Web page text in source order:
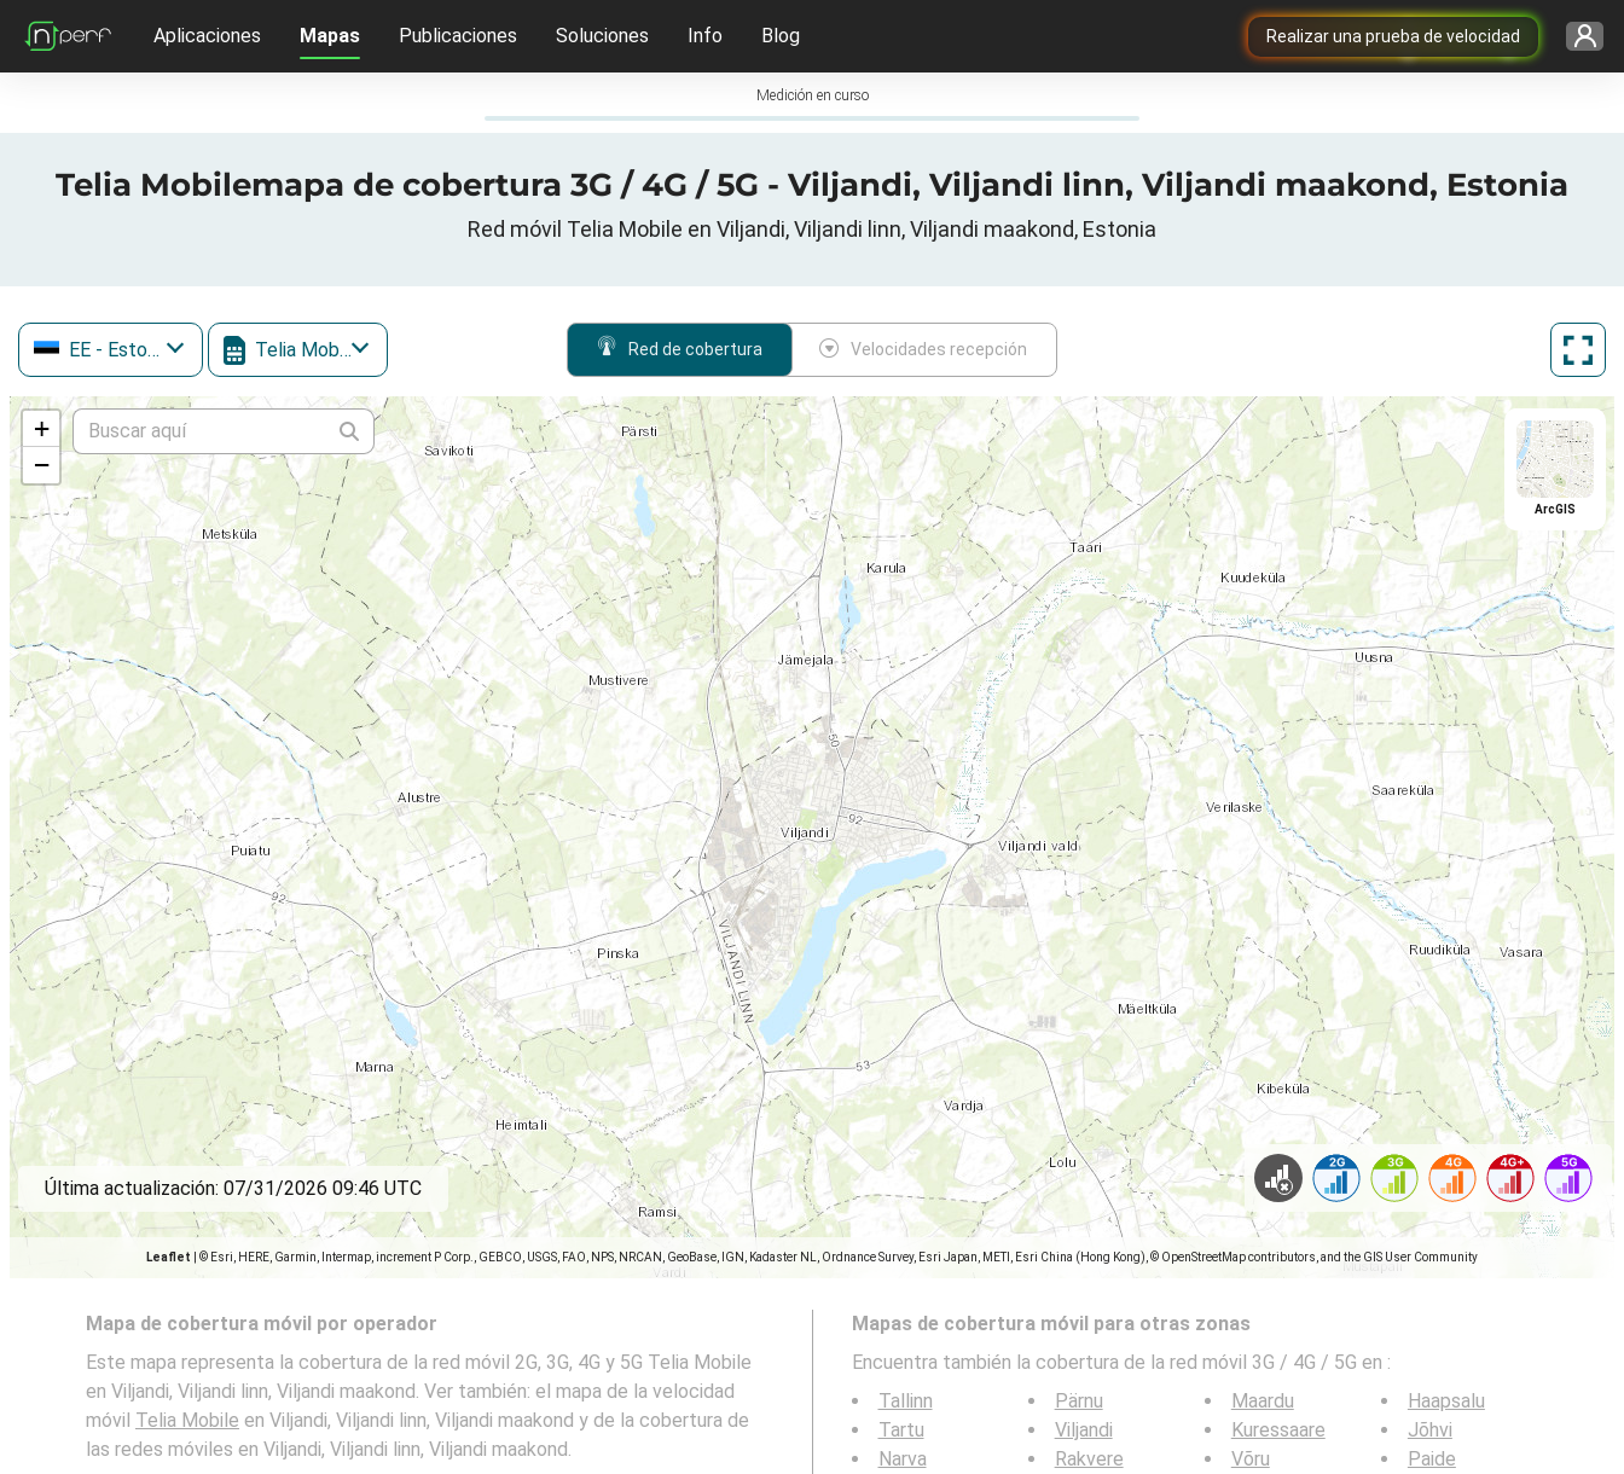
Realizar una prueba de velocidad
Aplicaciones Mapas Publicaciones Soluciones Info Blog
Medición en curso
Telia Mobilemapa de cobertura 3G / 4G / 5G - Viljandi, Viljandi linn, Viljandi maakond, Estonia
Red móvil Telia Mobile en Viljandi, Viljandi linn, Viljandi maakond, Estonia
EE - Estonia Telia Mobile Red de cobertura Velocidades recepción
+
−
Leaflet © Esri, HERE, Garmin, Intermap, increment P Corp., GEBCO, USGS, FAO, NPS, NRCAN, GeoBase, IGN, Kadaster NL, Ordnance Survey, Esri Japan, METI, Esri China (Hong Kong), © OpenStreetMap contributors, and the GIS User Community
ArcGIS
Última actualización: 07/31/2026 09:46 UTC
Mapa de cobertura móvil por operador
Este mapa representa la cobertura de la red móvil 2G, 3G, 4G y 5G Telia Mobile
en Viljandi, Viljandi linn, Viljandi maakond. Ver también: el mapa de la velocidad
móvil Telia Mobile en Viljandi, Viljandi linn, Viljandi maakond y de la cobertura de
las redes móviles en Viljandi, Viljandi linn, Viljandi maakond.
Mapas de cobertura móvil para otras zonas
Encuentra también la cobertura de la red móvil 3G / 4G / 5G en :
Tallinn
Tartu
Narva
Pärnu
Viljandi
Rakvere
Maardu
Kuressaare
Võru
Haapsalu
Jõhvi
Paide